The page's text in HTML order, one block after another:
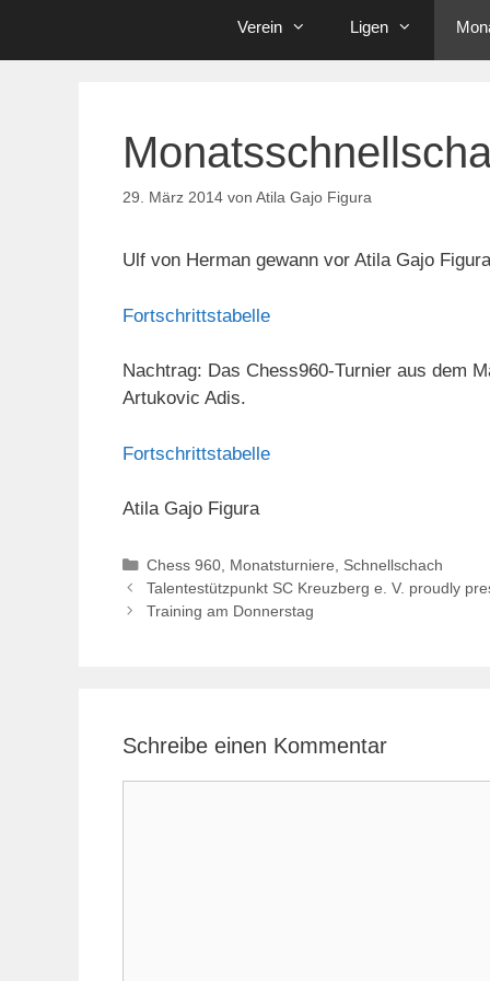
Verein Ligen
29. März 2014 von Atila Gajo Figura
Ulf von Herman gewann vor Atila Gajo
Fortschrittstabelle
Nachtrag: Das Chess960-Turnier aus dem
Artukovic Adis.
Fortschrittstabelle
Atila Gajo Figura
Kategorien
Chess 960, Monatsturniere
Schnellschach
Talentestützpunkt SC Kreuzberg e. V. proudly
Training am Donnerstag
Schreibe einen Kommentar